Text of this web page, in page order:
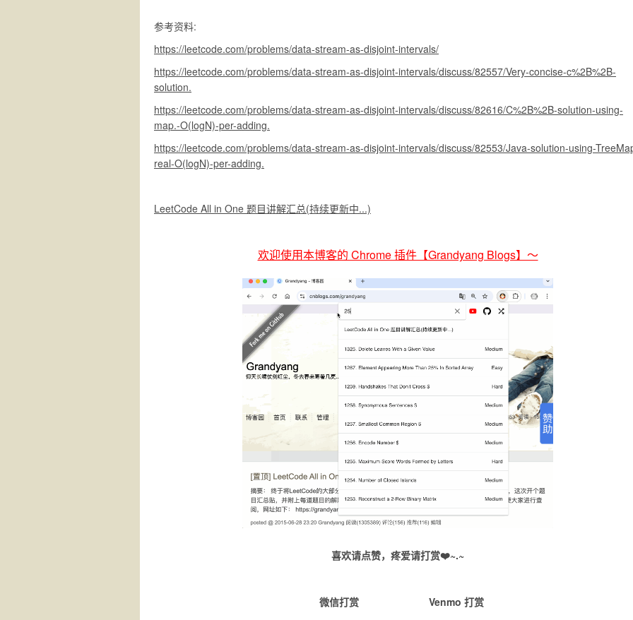
参考资料:
https://leetcode.com/problems/data-stream-as-disjoint-intervals/
https://leetcode.com/problems/data-stream-as-disjoint-intervals/discuss/82557/Very-concise-c%2B%2B-
solution.
https://leetcode.com/problems/data-stream-as-disjoint-intervals/discuss/82616/C%2B%2B-solution-using-
map.-O(logN)-per-adding.
https://leetcode.com/problems/data-stream-as-disjoint-intervals/discuss/82553/Java-solution-using-
real-O(logN)-per-adding.
LeetCode All in One 题目讲解汇总(持续更新中...)
欢迎使用本博客的 Chrome 插件【Grandyang Blogs】～
喜欢请点赞，疼爱请打赏❤️~.~
微信打赏 Venmo 打赏